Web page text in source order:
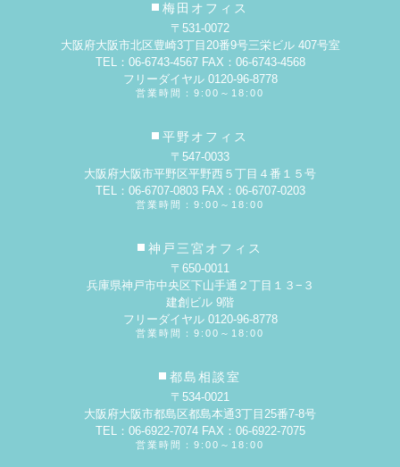
梅田オフィス
〒531-0072
大阪府大阪市北区豊崎3丁目20番9号三栄ビル 407号室
TEL：06-6743-4567 FAX：06-6743-4568
フリーダイヤル 0120-96-8778
営業時間：9:00～18:00
平野オフィス
〒547-0033
大阪府大阪市平野区平野西５丁目４番１５号
TEL：06-6707-0803 FAX：06-6707-0203
営業時間：9:00～18:00
神戸三宮オフィス
〒650-0011
兵庫県神戸市中央区下山手通２丁目１３−３
建創ビル 9階
フリーダイヤル 0120-96-8778
営業時間：9:00～18:00
都島相談室
〒534-0021
大阪府大阪市都島区都島本通3丁目25番7-8号
TEL：06-6922-7074 FAX：06-6922-7075
営業時間：9:00～18:00